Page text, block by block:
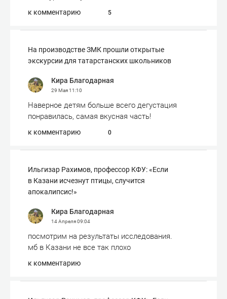
к комментарию 5
На производстве ЗМК прошли открытые
экскурсии для татарстанских школьников
Кира Благодарная
29 Мая11:10
Наверное детям больше всего дегустация
понравилась, самая вкусная часть!
к комментарию 0
Ильгизар Рахимов, профессор КФУ: «Если
в Казани исчезнут птицы, случится
апокалипсис!»
Кира Благодарная
14 Апреля09:04
посмотрим на результаты исследования.
мб в Казани не все так плохо
к комментарию